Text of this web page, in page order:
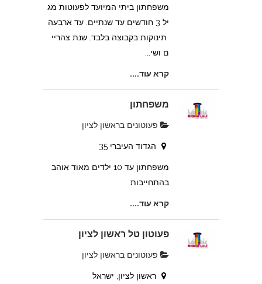
משפחתון ביתי המיועד לפעוטות מג
יל 3 חודשים עד שנתיים. עד ארבעה
תינוקות בקבוצה בלבד. שנת צהריי
ם ושי...
קרא עוד....
משפחתון
פעוטונים בראשון לציון
הגדוד העיברי 35
משפחתון עד 10 ילדים מאוד אוהב
בהתחייבות
קרא עוד....
פעוטון טל ראשון לציון
פעוטונים בראשון לציון
ראשון לציון, ישראל